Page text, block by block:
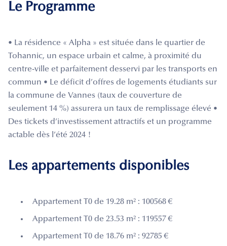
Le Programme
• La résidence « Alpha » est située dans le quartier de
Tohannic, un espace urbain et calme, à proximité du
centre-ville et parfaitement desservi par les transports en
commun • Le déficit d’offres de logements étudiants sur
la commune de Vannes (taux de couverture de
seulement 14 %) assurera un taux de remplissage élevé •
Des tickets d’investissement attractifs et un programme
actable dès l’été 2024 !
Les appartements disponibles
Appartement T0 de 19.28 m² : 100568 €
Appartement T0 de 23.53 m² : 119557 €
Appartement T0 de 18.76 m² : 92785 €